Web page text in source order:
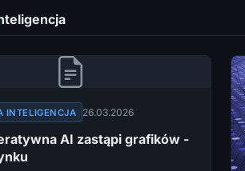
INTELIGENCJA 26.03.2026
AI zastąpi grafików -